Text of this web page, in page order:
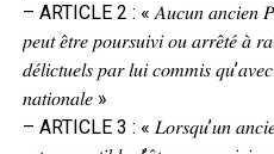
– ARTICLE 2 : « 𝐴𝑢𝑐𝑢𝑛 𝑎𝑛𝑐𝑖𝑒𝑛
𝑝𝑒𝑢𝑡 𝑒̂𝑡𝑟𝑒 𝑝𝑜𝑢𝑟𝑠𝑢𝑖𝑣𝑖 𝑜𝑢 𝑎𝑟𝑟𝑒̂𝑡𝑒́ 𝑎̀
𝑑𝑒́𝑙𝑖𝑐𝑡𝑢𝑒𝑙𝑠 𝑝𝑎𝑟 𝑙𝑢𝑖 𝑐𝑜𝑚𝑚𝑖𝑠
𝑛𝑎𝑡𝑖𝑜𝑛𝑎𝑙𝑒 »
– ARTICLE 3 : « 𝐿𝑜𝑟𝑠𝑞𝑢’𝑢𝑛